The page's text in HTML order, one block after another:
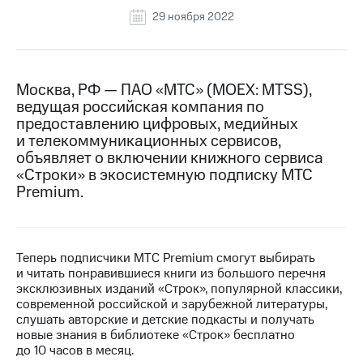
информация
Контакты
Медиа-центр
Пресс-
релизы
МТС
о технологиях
Интервью
Финансовая
отчетность
Контакты
29 ноября 2022
Москва, РФ — ПАО «МТС» (MOEX: MTSS),
ведущая российская компания по
предоставлению цифровых, медийных
и телекоммуникационных сервисов,
объявляет о включении книжного сервиса
«Строки» в экосистемную подписку МТС
Premium.
Теперь подписчики МТС Premium смогут выбирать
и читать понравившиеся книги из большого перечня
эксклюзивных изданий «Строк», популярной классики,
современной российской и зарубежной литературы,
слушать авторские и детские подкасты и получать
новые знания в библиотеке «Строк» бесплатно
до 10 часов в месяц.